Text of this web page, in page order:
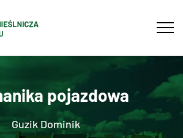
pojazdowa
Guzik Dominik